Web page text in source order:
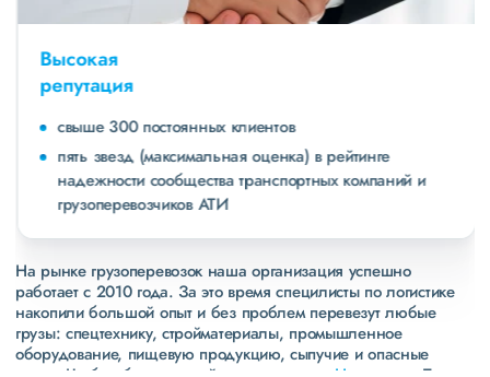
Высокая
репутация
свыше 300 постоянных клиентов
пять звезд (максимальная оценка) в рейтинге
надежности сообщества транспортных компаний и
грузоперевозчиков АТИ
На рынке грузоперевозок наша организация успешно
работает с 2010 года. За это время специлисты по логистике
накопили большой опыт и без проблем перевезут любые
грузы: спецтехнику, стройматериалы, промышленное
оборудование, пищевую продукцию, сыпучие и опасные